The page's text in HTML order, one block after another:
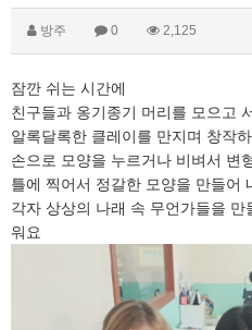
방주 0 2,125
잠깐 쉬는 시간에
친구들과 옹기종기 머리를 모으고
알록달록한 클레이를 만지며 창작
손으로 모양을 누르거나 비벼서 변
틀에 찍어서 정갈한 모양을 만들어
각자 상상의 나래 속 무언가들을
워요